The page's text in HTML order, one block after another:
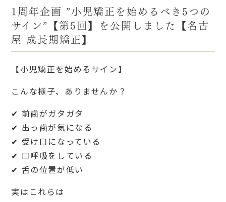
1周年企画 ”小児矯正を始めるべき5つの
サイン”【第5回】を公開しました【名古
屋 成長期矯正】
【小児矯正を始めるサイン】
こんな様子、ありませんか？
✔ 前歯がガタガタ
✔ 出っ歯が気になる
✔ 受け口になっている
✔ 口呼吸をしている
✔ 舌の位置が低い
実はこれらは